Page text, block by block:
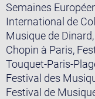
Semaines
International de
Musique de
Chopin à Paris,
Touquet-Paris-
Festival des
Festival de